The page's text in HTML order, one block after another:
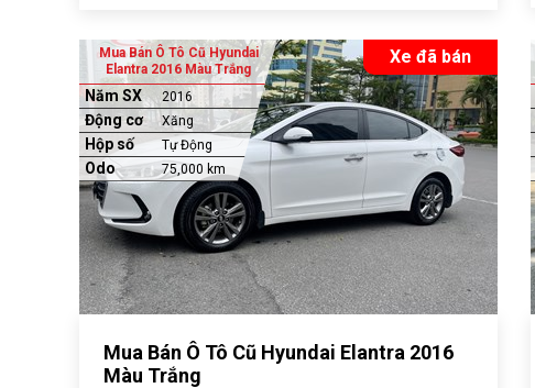
Xe đã bán
Mua Bán Ô Tô Cũ Hyundai
Elantra 2016 Màu Trắng
Năm SX 2016
Động cơ Xăng
Hộp số Tự Động
Odo 75,000 km
Mua Bán Ô Tô Cũ Hyundai Elantra 2016
Màu Trắng